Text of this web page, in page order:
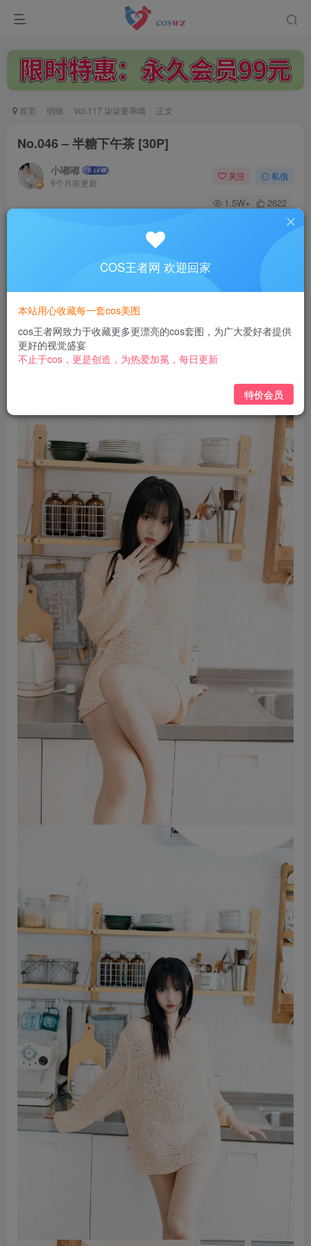
首页 明细 Vol.117 柒柒要乖哦 正文
No.046 – 半糖下午茶 [30P]
小嘟嘟
9个月前更新
关注 私信
1.5W+ 2622
此内容为付费阅读，请付费后查看
3
黄金会员免费 钻石会员 免费
立即购买
COS王者网 欢迎回家
本站用心收藏每一套cos美图
cos王者网致力于收藏更多更漂亮的cos套图，为广大爱好者提供
更好的视觉盛宴
不止于cos，更是创造，为热爱加冕，每日更新
特价会员